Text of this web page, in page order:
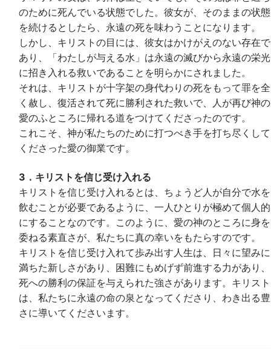
のために死んでいる状態でした。彼女が、そのままの状態
を続けるとしたら、永遠の死を味わうことになります。
しかし、キリストの目には、彼女はかけがえのない存在で
あり、「わたしが与える水」は永遠の滅びから永遠の栄光
に招き入れる救いであることを明らかにされました。
それは、キリストが十字架の身代わりの死をもって罪を全
く赦し、復活されて死に勝利された救いで、人が再び神の
愛のふところに帰れる道をつけてくださったのです。
これこそ、神が私たちのために打つべき手を打ち尽くして
くださった愛の御業です。
3．キリストを信じ受け入れる
キリストを信じ受け入れるとは、ちょうど人が自分で水を
飲むことが必要であるように、一人ひとりが極めて個人的
にすることなのです。このように、愛の神のところに身を
委ねる素直さが、私たちに真の幸いをもたらすのです。
キリストを信じ受け入れて歩み出す人生は、日々に望みに
満ちた新しさがあり、困難にもめげず前進する力があり、
死への勝利の保証を与えられた強さがあります。キリスト
は、私たちに永遠の命の泉となってくださり、わき出る豊
さに導いてくださいます。